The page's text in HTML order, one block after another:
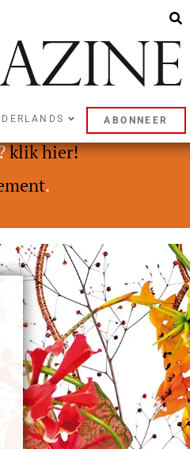
ABONNEER
Premium abonnement.
klik hier!
.